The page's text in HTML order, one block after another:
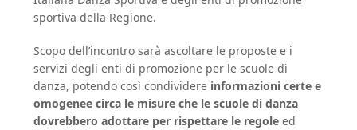
sportiva della Regione.
Scopo dell’incontro sarà ascoltare le proposte e i
servizi degli enti di promozione per le scuole di
danza, potendo così condividere informazioni certe e
omogenee circa le misure che le scuole di danza
dovrebbero adottare per rispettare le regoleed